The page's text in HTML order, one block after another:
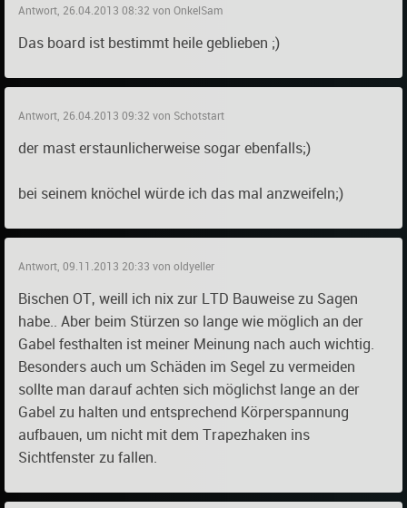
Antwort, 26.04.2013 08:32 von OnkelSam
Das board ist bestimmt heile geblieben ;)
Antwort, 26.04.2013 09:32 von Schotstart
der mast erstaunlicherweise sogar ebenfalls;)
bei seinem knöchel würde ich das mal anzweifeln;)
Antwort, 09.11.2013 20:33 von oldyeller
Bischen OT, weill ich nix zur LTD Bauweise zu Sagen
habe.. Aber beim Stürzen so lange wie möglich an der
Gabel festhalten ist meiner Meinung nach auch wichtig.
Besonders auch um Schäden im Segel zu vermeiden
sollte man darauf achten sich möglichst lange an der
Gabel zu halten und entsprechend Körperspannung
aufbauen, um nicht mit dem Trapezhaken ins
Sichtfenster zu fallen.